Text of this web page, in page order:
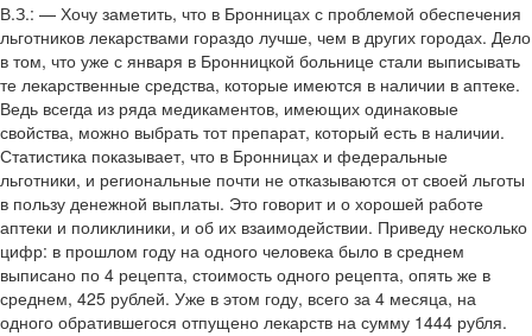
В.З.: — Хочу заметить, что в Бронницах с проблемой обеспечения
льготников лекарствами гораздо лучше, чем в других городах. Дело
в том, что уже с января в Бронницкой больнице стали выписывать
те лекарственные средства, которые имеются в наличии в аптеке.
Ведь всегда из ряда медикаментов, имеющих одинаковые
свойства, можно выбрать тот препарат, который есть в наличии.
Статистика показывает, что в Бронницах и федеральные
льготники, и региональные почти не отказываются от своей льготы
в пользу денежной выплаты. Это говорит и о хорошей работе
аптеки и поликлиники, и об их взаимодействии. Приведу несколько
цифр: в прошлом году на одного человека было в среднем
выписано по 4 рецепта, стоимость одного рецепта, опять же в
среднем, 425 рублей. Уже в этом году, всего за 4 месяца, на
одного обратившегося отпущено лекарств на сумму 1444 рубля.